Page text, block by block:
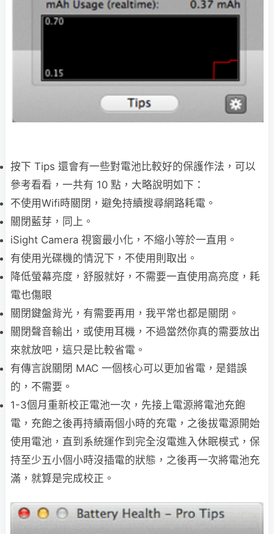
按下 Tips 還會有一些對電池比較好的保護作法，可以
參考看看，一共有 10 點，大略說明如下：
不使用Wifi時關閉，避免持續搜尋網路耗電。
關閉藍芽，同上。
iSight Camera 視窗最小化，不縮小等於一直用。
有使用光碟機的情況下，不使用則取出。
降低螢幕亮度，舒服就好，不需要一直使用高亮度，耗
電也傷眼
關閉鍵盤背光，有需要再用，我平常也都是關閉。
關閉聲音輸出，或使用耳機，不過當然你真的需要放出
來就放吧，這只是比較省電。
有傳言說關閉 MAC 一個核心可以更加省電，是錯誤
的，不需要。
1-3個月重新校正電池一次，先接上電源將電池充飽
電，充飽之後再持續兩個小時的充電，之後拔電源開始
使用電池，直到系統運作到完全沒電進入休眠模式，保
持至少五小個小時沒插電的狀態，之後再一次將電池充
滿，就算是完成校正。